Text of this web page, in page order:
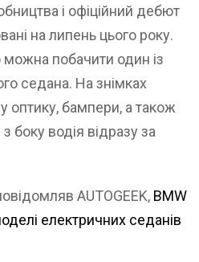
і офіційний дебют
на липень цього року.
побачити один із
седана. На знімках
оптику, бампери, а також
боку водія відразу за
AUTOGEEK, BMW
електричних седанів